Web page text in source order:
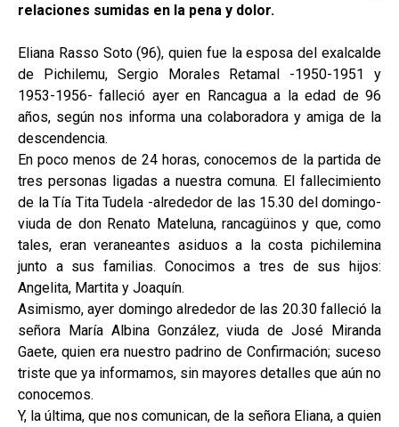
relaciones sumidas en la pena y dolor.
Eliana Rasso Soto (96), quien fue la esposa del exalcalde
de Pichilemu, Sergio Morales Retamal -1950-1951 y
1953-1956- falleció ayer en Rancagua a la edad de 96
años, según nos informa una colaboradora y amiga de la
descendencia.
En poco menos de 24 horas, conocemos de la partida de
tres personas ligadas a nuestra comuna. El fallecimiento
de la Tía Tita Tudela -alrededor de las 15.30 del domingo-
viuda de don Renato Mateluna, rancagüinos y que, como
tales, eran veraneantes asiduos a la costa pichilemina
junto a sus familias. Conocimos a tres de sus hijos:
Angelita, Martita y Joaquín.
Asimismo, ayer domingo alrededor de las 20.30 falleció la
señora María Albina González, viuda de José Miranda
Gaete, quien era nuestro padrino de Confirmación; suceso
triste que ya informamos, sin mayores detalles que aún no
conocemos.
Y, la última, que nos comunican, de la señora Eliana, a quien